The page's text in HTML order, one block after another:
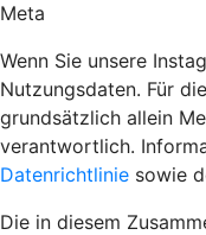
Meta
Wenn Sie unsere
Nutzungsdaten. Für
grundsätzlich allein
verantwortlich.
Datenrichtlinie sowie
Die in diesem